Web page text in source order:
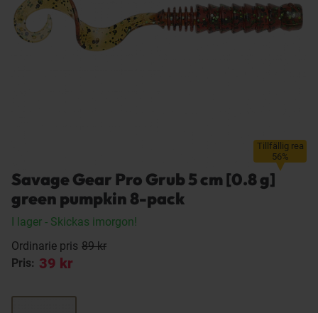
Tillfällig rea
56%
Savage Gear Pro Grub 5 cm [0.8 g]
green pumpkin 8-pack
I lager - Skickas imorgon!
Ordinarie pris 89 kr
Pris: 39 kr